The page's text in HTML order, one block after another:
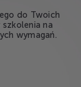
do Twoich
na
wymagań.